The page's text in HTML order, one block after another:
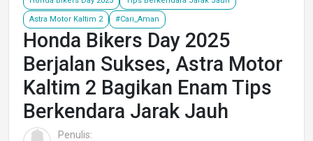
Astra Motor Kaltim 2 #Cari_Aman
Honda Bikers Day 2025
Berjalan Sukses, Astra Motor
Kaltim 2 Bagikan Enam Tips
Berkendara Jarak Jauh
Penulis: